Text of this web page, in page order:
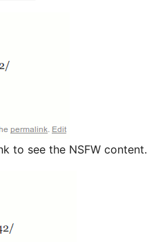
to see the NSFW content.